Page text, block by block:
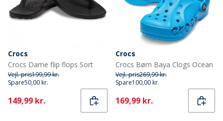
Crocs
Crocs Dame flip flops Sort
Vejl. pris199,99 kr.
Spare50,00 kr.
Current
149,99 kr.
Crocs
Crocs Børn Baya Clogs Ocean
Vejl. pris269,99 kr.
Spare100,00 kr.
Current
169,99 kr.